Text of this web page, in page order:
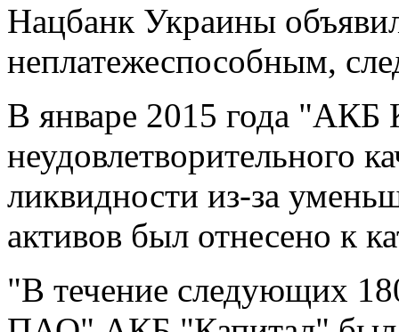
Нацбанк Украины
неплатежеспособным,
В январе 2015 года "АКБ
неудовлетворительного
ликвидности из-за
активов был отнесено к
"В течение следующих